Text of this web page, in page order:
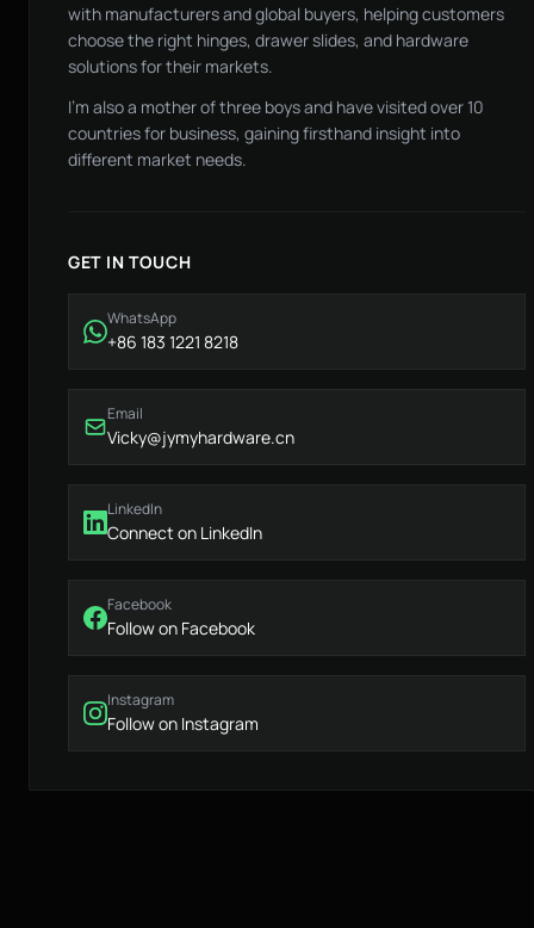
with manufacturers and global buyers, helping customers
choose the right hinges, drawer slides, and hardware
solutions for their markets.
I'm also a mother of three boys and have visited over 10
countries for business, gaining firsthand insight into
different market needs.
GET IN TOUCH
WhatsApp
+86 183 1221 8218
Email
Vicky@jymyhardware.cn
LinkedIn
Connect on LinkedIn
Facebook
Follow on Facebook
Instagram
Follow on Instagram